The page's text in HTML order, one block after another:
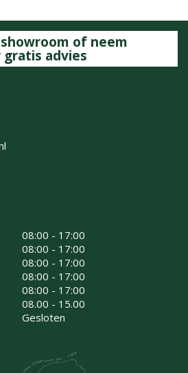
of neem
advies
08:00 - 17:00
08:00 - 17:00
08:00 - 17:00
08:00 - 17:00
08:00 - 17:00
08.00 - 15.00
Gesloten